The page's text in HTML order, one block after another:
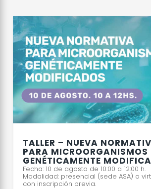
TALLER – NUEVA
PARA MICROORGANISMOS
GENÉTICAMENTE
Fecha: 10 de agosto de 10:00 a 12:00 h.
Modalidad: presencial (sede ASA) o
con inscripción previa.